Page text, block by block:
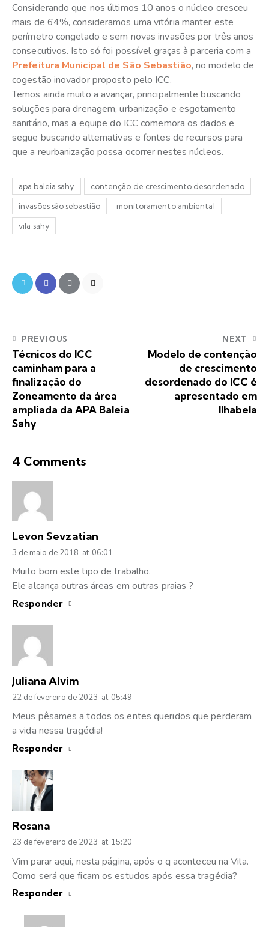
Considerando que nos últimos 10 anos o núcleo cresceu
mais de 64%, consideramos uma vitória manter este
perímetro congelado e sem novas invasões por três anos
consecutivos. Isto só foi possível graças à parceria com a
Prefeitura Municipal de São Sebastião, no modelo de
cogestão inovador proposto pelo ICC.
Temos ainda muito a avançar, principalmente buscando
soluções para drenagem, urbanização e esgotamento
sanitário, mas a equipe do ICC comemora os dados e
segue buscando alternativas e fontes de recursos para
que a reurbanização possa ocorrer nestes núcleos.
apa baleia sahy contenção de crescimento desordenado
invasões são sebastião monitoramento ambiental
vila sahy
PREVIOUS
Técnicos do ICC
caminham para a
finalização do
Zoneamento da área
ampliada da APA Baleia
Sahy
NEXT
Modelo de contenção
de crescimento
desordenado do ICC é
apresentado em
Ilhabela
4 Comments
Levon Sevzatian
3 de maio de 2018 at 06:01
Muito bom este tipo de trabalho.
Ele alcança outras áreas em outras praias ?
Responder
Juliana Alvim
22 de fevereiro de 2023 at 05:49
Meus pêsames a todos os entes queridos que perderam
a vida nessa tragédia!
Responder
Rosana
23 de fevereiro de 2023 at 15:20
Vim parar aqui, nesta página, após o q aconteceu na Vila.
Como será que ficam os estudos após essa tragédia?
Responder